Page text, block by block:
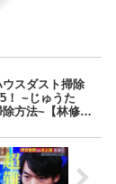
スダスト掃除
！ ~じゅうた
方法~【林修の